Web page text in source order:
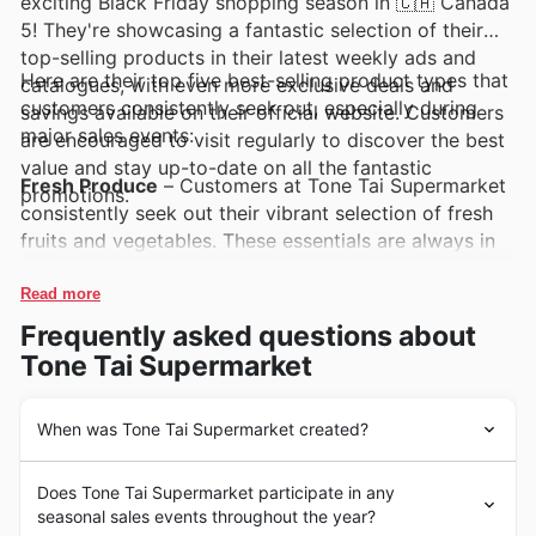
5! They're showcasing a fantastic selection of their
top-selling products in their latest weekly ads and
catalogues, with even more exclusive deals and
savings available on their official website. Customers
are encouraged to visit regularly to discover the best
value and stay up-to-date on all the fantastic
promotions.
Here are their top five best-selling product types that
customers consistently seek out, especially during
major sales events:
Fresh Produce – Customers at Tone Tai Supermarket
consistently seek out their vibrant selection of fresh
fruits and vegetables. These essentials are always in
expect to find incredible Tone Tai Supermarket deals
on these healthy staples, making it easier to stock up.
Pantry Staples– From rice and pasta to canned
pantry staples are a perennial favourite. These are
essential for everyday meals, and their inclusion in
Tone Tai Supermarket's Black Friday sales means
customers can secure great value on their most-
Read more
Frequently asked questions about
Tone Tai Supermarket
When was Tone Tai Supermarket created?
Canada with the establishment of their first store in
2003, a significant milestone marking the beginning of
Does Tone Tai Supermarket participate in any
seasonal sales events throughout the year?